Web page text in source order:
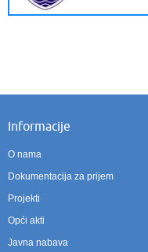
Informacije
O nama
Dokumentacija za prijem
Projekti
Opći akti
Javna nabava